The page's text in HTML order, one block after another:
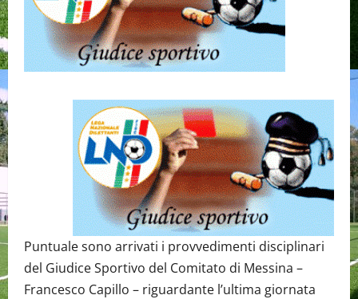
Puntuale sono arrivati i provvedimenti disciplinari
del Giudice Sportivo del Comitato di Messina –
Francesco Capillo – riguardante l’ultima giornata